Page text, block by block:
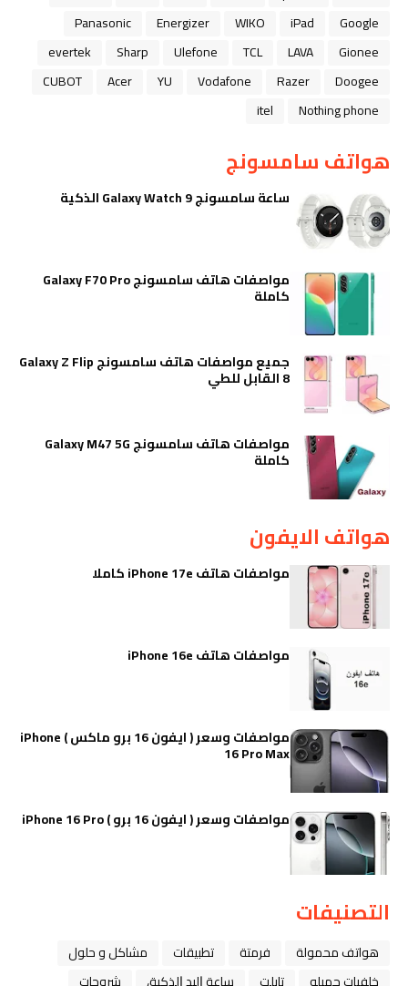
Google
iPad
WIKO
Energizer
Panasonic
Gionee
LAVA
TCL
Ulefone
Sharp
evertek
Doogee
Razer
Vodafone
YU
Acer
CUBOT
Nothing phone
itel
هواتف سامسونج
ساعة سامسونج Galaxy Watch 9 الذكية
مواصفات هاتف سامسونج Galaxy F70 Pro
كاملة
جميع مواصفات هاتف سامسونج Galaxy Z Flip
8 القابل للطي
مواصفات هاتف سامسونج Galaxy M47 5G
كاملة
هواتف الايفون
مواصفات هاتف iPhone 17e كاملا
مواصفات هاتف iPhone 16e
مواصفات وسعر ( ايفون 16 برو ماكس ) iPhone
16 Pro Max
مواصفات وسعر ( ايفون 16 برو ) iPhone 16 Pro
التصنيفات
هواتف محمولة فرمتة تطبيقات
مشاكل و حلول